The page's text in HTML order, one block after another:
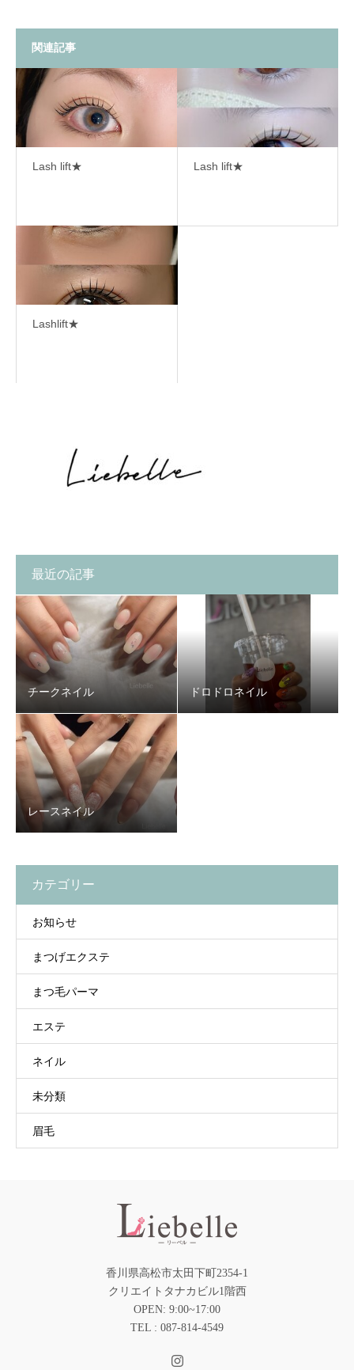
関連記事
Lash lift★ Lash lift★
Lashlift★
最近の記事
チークネイル ドロドロネイル
レースネイル
カテゴリー
お知らせ
まつげエクステ
まつ毛パーマ
エステ
ネイル
未分類
眉毛
香川県高松市太田下町2354-1
クリエイトタナカビル1階西
OPEN: 9:00~17:00
TEL : 087-814-4549